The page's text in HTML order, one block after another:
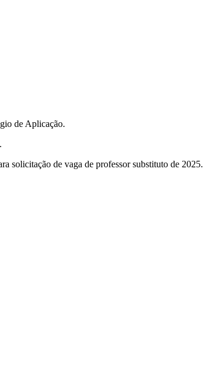
de Aplicação.
solicitação de vaga de professor substituto de 2025.